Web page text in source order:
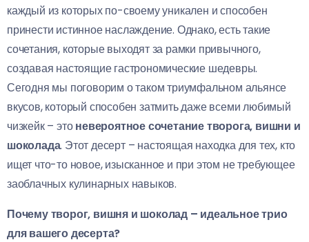
каждый из которых по-своему уникален и способен
принести истинное наслаждение. Однако, есть такие
сочетания, которые выходят за рамки привычного,
создавая настоящие гастрономические шедевры.
Сегодня мы поговорим о таком триумфальном альянсе
вкусов, который способен затмить даже всеми любимый
чизкейк – этоневероятное сочетание творога, вишни и
шоколада. Этот десерт – настоящая находка для тех, кто
ищет что-то новое, изысканное и при этом не требующее
заоблачных кулинарных навыков.
Почему творог, вишня и шоколад – идеальное трио
для вашего десерта?